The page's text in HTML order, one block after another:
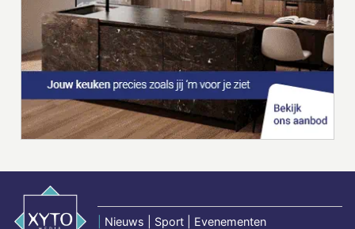
Nieuws | Sport | Evenementen